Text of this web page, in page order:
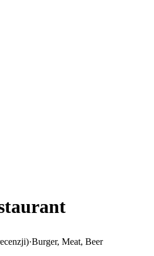
)·Burger, Meat, Beer